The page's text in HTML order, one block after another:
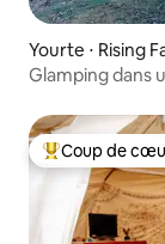
Yourte ⋅ Rising
Glamping dans
Coups de
Coup de